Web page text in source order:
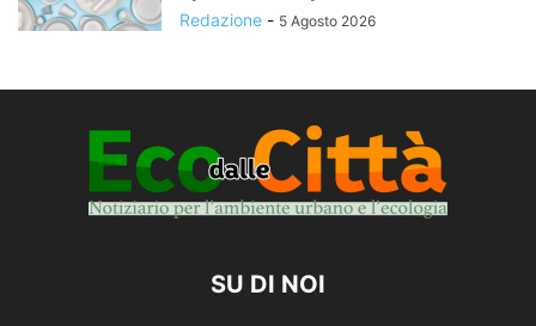
Redazione - 5 Agosto 2026
SU DI NOI